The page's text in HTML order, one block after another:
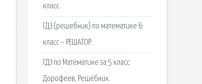
класс.
ГДЗ (решебник) по математике 6
класс – РЕШАТОР.
ГДЗ по Математике за 5 класс:
Дорофеев, Решебник.